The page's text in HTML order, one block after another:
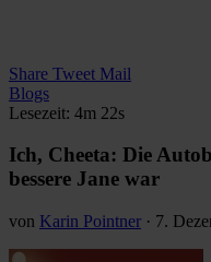
Share Tweet Mail
Blogs
Lesezeit: 4m 22s
Ich, Cheeta: Die
bessere Jane war
von Karin Pointner · 7.